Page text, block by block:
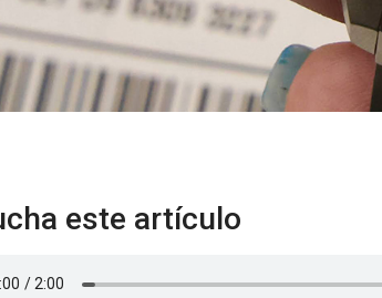
este artículo